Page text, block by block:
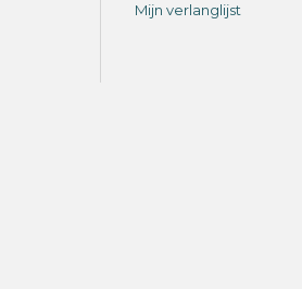
Mijn verlanglijst